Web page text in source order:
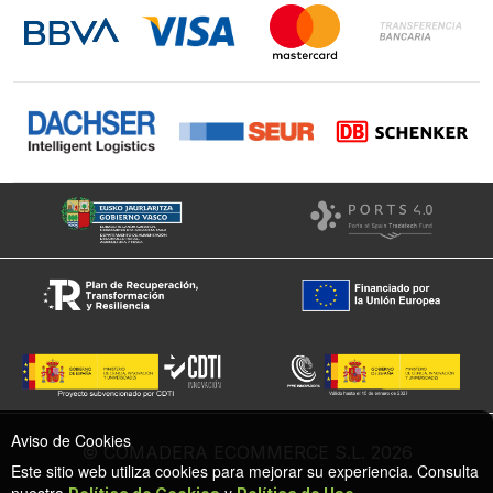
Instagram
Facebook
© COMADERA ECOMMERCE S.L. 2026
Aviso de Cookies
Este sitio web utiliza cookies para mejorar su experiencia. Consulta